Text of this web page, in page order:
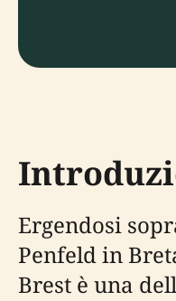
Ergendosi
Penfeld in
Brest è una